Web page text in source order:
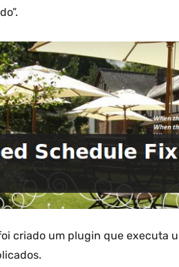
criado um plugin que executa